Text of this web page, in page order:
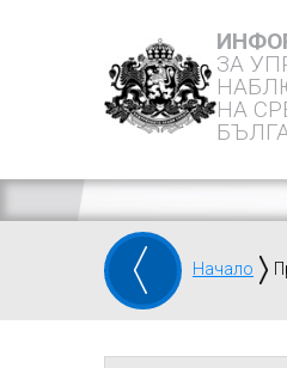
ЗА
НА
Начало